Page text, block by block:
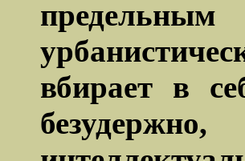
вбирает в